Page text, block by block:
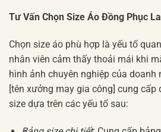
Tư Vấn Chọn Size Áo Đồng Phục
Chọn size áo phù hợp là yếu tố
nhân viên cảm thấy thoải mái khi
hình ảnh chuyên nghiệp của doanh
[tên xưởng may gia công] cung cấp
size dựa trên các yếu tố sau: